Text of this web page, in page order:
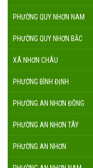
PHƯỜNG QUY NHƠN NAM
PHƯỜNG QUY NHƠN BẮC
XÃ NHƠN CHÂU
PHƯỜNG BÌNH ĐỊNH
PHƯỜNG AN NHƠN ĐÔNG
PHƯỜNG AN NHƠN TÂY
PHƯỜNG AN NHƠN